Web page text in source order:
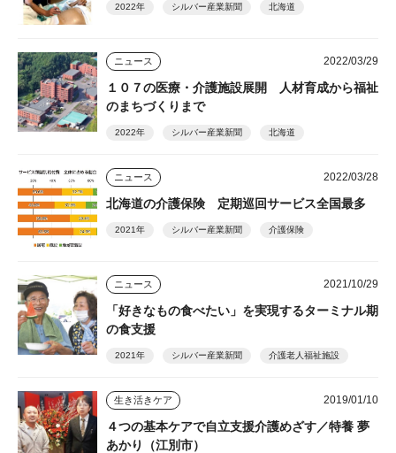
2022年 シルバー産業新聞 北海道
ニュース 2022/03/29
１０７の医療・介護施設展開 人材育成から福祉
のまちづくりまで
2022年 シルバー産業新聞 北海道
ニュース 2022/03/28
北海道の介護保険 定期巡回サービス全国最多
2021年 シルバー産業新聞 介護保険
ニュース 2021/10/29
「好きなもの食べたい」を実現するターミナル期
の食支援
2021年 シルバー産業新聞 介護老人福祉施設
生き活きケア 2019/01/10
４つの基本ケアで自立支援介護めざす／特養 夢
あかり（江別市）